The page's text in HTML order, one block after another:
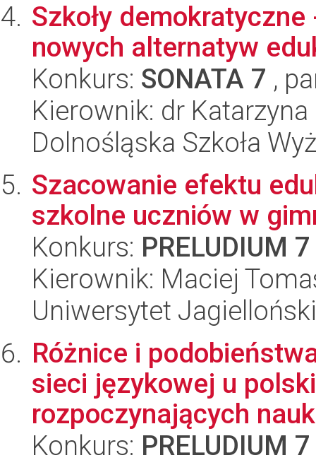
Szkoły
nowych alternatyw
Konkurs: SONATA 7 ,
Kierownik: dr
Dolnośląska Szkoła
Szacowanie efektu
szkolne uczniów w
Konkurs: PRELUDIUM 7
Kierownik: Maciej
Uniwersytet
Różnice i
sieci językowej u
rozpoczynających
Konkurs: PRELUDIUM 7